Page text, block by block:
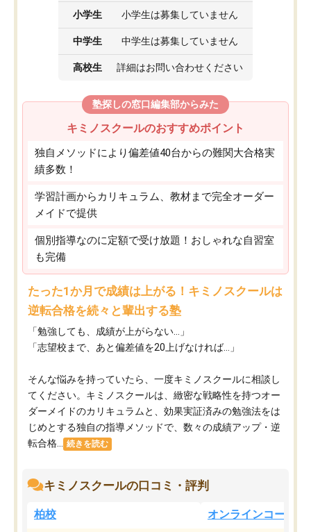
小学生 小学生は募集していません
中学生 中学生は募集していません
高校生 詳細はお問い合わせください
塾探しの窓口編集部からみた
キミノスクールのおすすめポイント
独自メソッドにより偏差値40台からの難関大合格実
績多数！
学習計画からカリキュラム、教材まで完全オーダー
メイドで提供
個別指導なのに定額で受け放題！おしゃれな自習室
も完備
たった1か月で成績は上がる！キミノスクールは
逆転合格を続々と輩出する塾
「勉強しても、成績が上がらない…」
「志望校まで、あと偏差値を20上げなければ…」
そんな悩みを持っていたら、一度キミノスクールに相談し
てください。キミノスクールは、緻密な戦略性を持つオー
ダーメイドのカリキュラムと、効果実証済みの勉強法をは
じめとする独自の指導メソッドで、数々の成績アップ・逆
転合格...
続きを読む
キミノスクールの口コミ・評判
柏校 オンラインコース